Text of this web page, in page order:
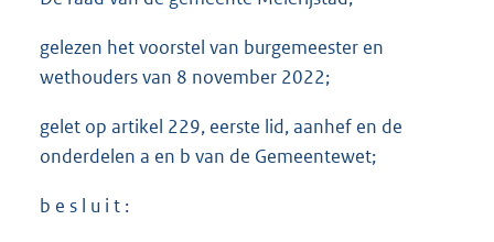
gelezen het voorstel van burgemeester en
wethouders van 8 november 2022;
gelet op artikel 229, eerste lid, aanhef en de
onderdelen a en b van de Gemeentewet;
b e s l u i t :